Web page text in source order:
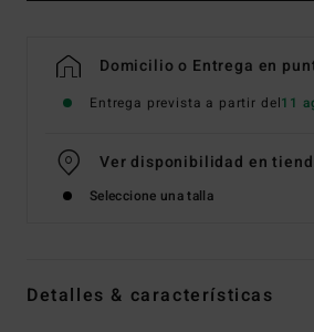
Domicilio o Entrega en
Entrega prevista a partir del11
Ver disponibilidad en
Seleccione una talla
Detalles & características